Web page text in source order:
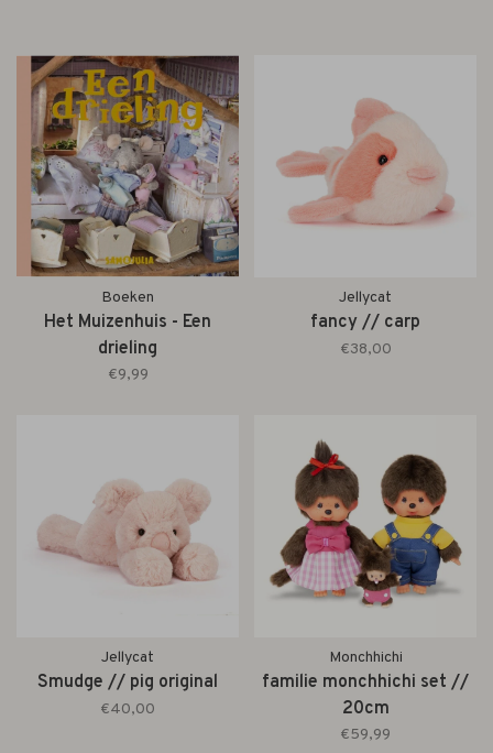
Boeken
Het Muizenhuis - Een
drieling
€9,99
Jellycat
fancy // carp
€38,00
Jellycat
Smudge // pig original
€40,00
Monchhichi
familie monchhichi set //
20cm
€59,99